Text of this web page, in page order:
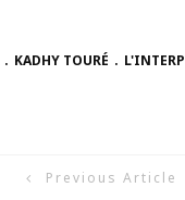
KADHY TOURÉ
Previous Article